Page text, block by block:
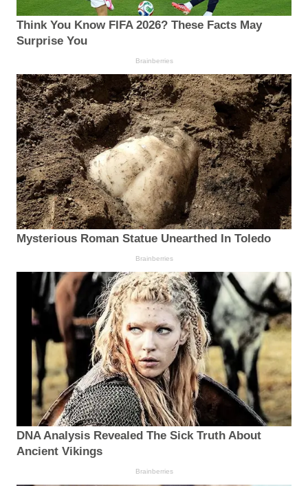
Think You Know FIFA 2026? These Facts May
Surprise You
Brainberries
Mysterious Roman Statue Unearthed In Toledo
Brainberries
DNA Analysis Revealed The Sick Truth About
Ancient Vikings
Brainberries